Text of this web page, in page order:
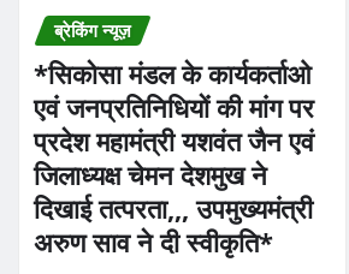
ब्रेकिंग न्यूज़
*सिकोसा मंडल के कार्यकर्ताओ
एवं जनप्रतिनिधियों की मांग पर
प्रदेश महामंत्री यशवंत जैन एवं
जिलाध्यक्ष चेमन देशमुख ने
दिखाई तत्परता,,, उपमुख्यमंत्री
अरुण साव ने दी स्वीकृति*